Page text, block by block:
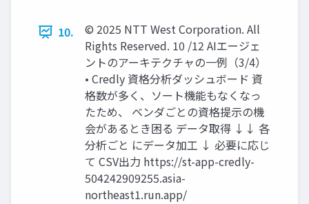
10.
© 2025 NTT West Corporation. All
Rights Reserved. 10 /12 AIエージェ
ントのアーキテクチャの一例（3/4）
• Credly 資格分析ダッシュボード 資
格数が多く、ソート機能もなくなっ
たため、 ベンダごとの資格提示の機
会があるとき困る データ取得 ↓↓ 各
分析ごと にデータ加工 ↓ 必要に応じ
て CSV出力 https://st-app-credly-
504242909255.asia-
northeast1.run.app/